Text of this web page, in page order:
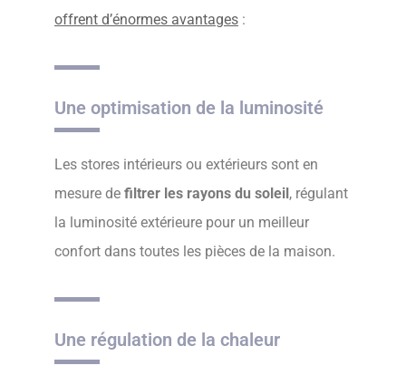
offrent d’énormes avantages :
Une optimisation de la luminosité
Les stores intérieurs ou extérieurs sont en
mesure de filtrer les rayons du soleil, régulant
la luminosité extérieure pour un meilleur
confort dans toutes les pièces de la maison.
Une régulation de la chaleur